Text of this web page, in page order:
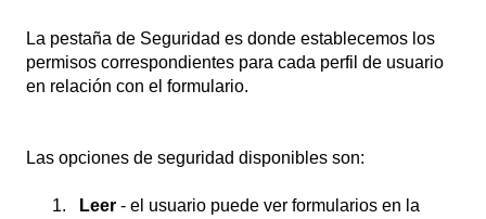
La pestaña de Seguridad es donde establecemos los
permisos correspondientes para cada perfil de usuario
en relación con el formulario.
Las opciones de seguridad disponibles son:
Leer - el usuario puede ver formularios en la